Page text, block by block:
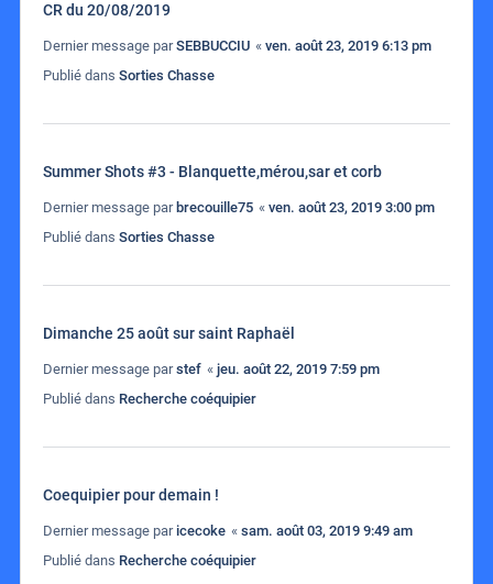
CR du 20/08/2019
Dernier message parSEBBUCCIU « ven. août 23, 2019 6:13 pm
Publié dans Sorties Chasse
Summer Shots #3 - Blanquette,mérou,sar et corb
Dernier message par brecouille75 « ven. août 23, 2019 3:00 pm
Publié dans Sorties Chasse
Dimanche 25 août sur saint Raphaël
Dernier message parstef « jeu. août 22, 2019 7:59 pm
Publié dans Recherche coéquipier
Coequipier pour demain !
Dernier message paricecoke « sam. août 03, 2019 9:49 am
Publié dans Recherche coéquipier